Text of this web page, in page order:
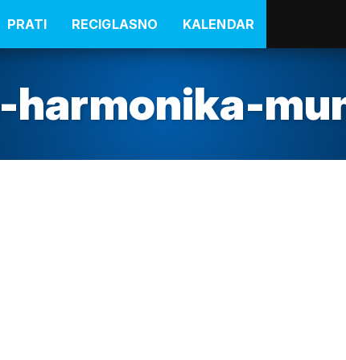
PRATI RECIGLASNO KALENDAR
harmonika-